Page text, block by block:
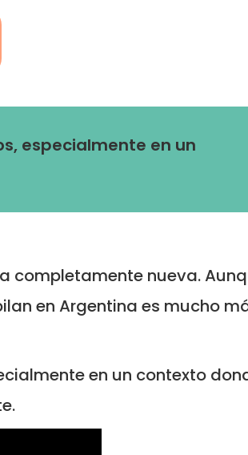
especialmente en un
completamente nueva.
en Argentina es mucho
en un contexto